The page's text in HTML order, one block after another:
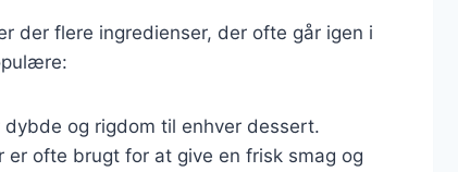
der flere ingredienser, der ofte går igen i
dybde og rigdom til enhver dessert.
ofte brugt for at give en frisk smag og